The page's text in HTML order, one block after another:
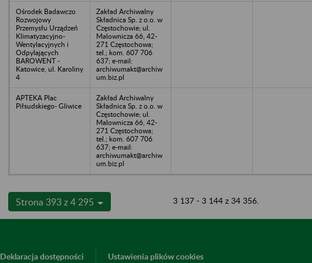
Ośrodek Badawczo
Rozwojowy
Przemysłu Urządzeń
Klimatyzacyjno-
Wentylacyjnych i
Odpylających
BAROWENT -
Katowice, ul. Karoliny
4
Zakład Archiwalny
Składnica Sp. z o.o. w
Częstochowie; ul.
Malownicza 66, 42-
271 Częstochowa;
tel.; kom. 607 706
637; e-mail:
archiwumakt@archiw
um.biz.pl
APTEKA Plac
Piłsudskiego- Gliwice
Zakład Archiwalny
Składnica Sp. z o.o. w
Częstochowie; ul.
Malownicza 66, 42-
271 Częstochowa;
tel.; kom. 607 706
637; e-mail:
archiwumakt@archiw
um.biz.pl
Strona 393 z 4 295 3 137 - 3 144 z 34 356.
Deklaracja dostępności Ustawienia plików cookies